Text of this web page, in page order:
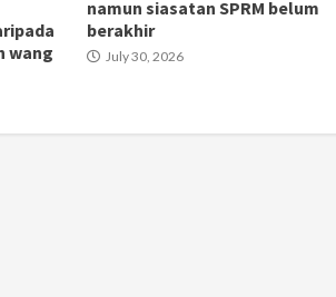
wang
namun siasatan SPRM belum
berakhir
July 30, 2026